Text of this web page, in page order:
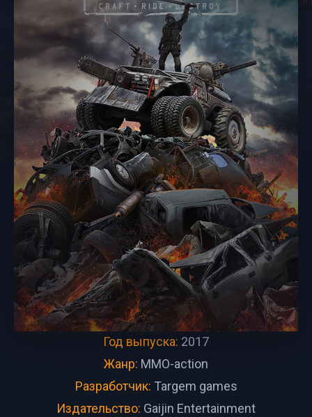
Год выпуска: 2017
Жанр: MMO-action
Разработчик: Targem games
Издательство: Gaijin Entertainment